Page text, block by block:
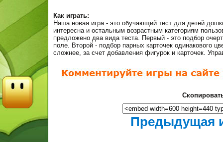
Как играть:
Наша новая игра - это обучающий тест для детей
интересна и остальным возрастным категориям
предложено два вида теста. Первый - это подбор
поле. Второй - подбор парных карточек одинакового
сложнее, за счет добавления фигурок и карточек.
Предыдущая